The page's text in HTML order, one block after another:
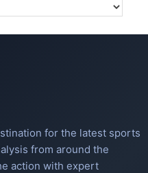
for the latest sports
from around the
action with expert